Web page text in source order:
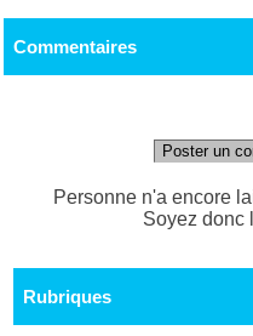
Commentaires
Poster un
Personne n'a encore
Soyez donc
Rubriques